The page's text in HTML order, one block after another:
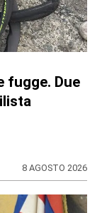
fugge. Due
8 AGOSTO 2026